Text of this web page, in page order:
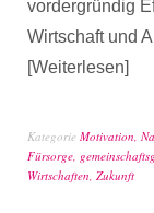
vordergründig
Wirtschaft und
Weiterlesen
Kategorie Motivation,
Fürsorge,
Wirtschaften, Zukunft